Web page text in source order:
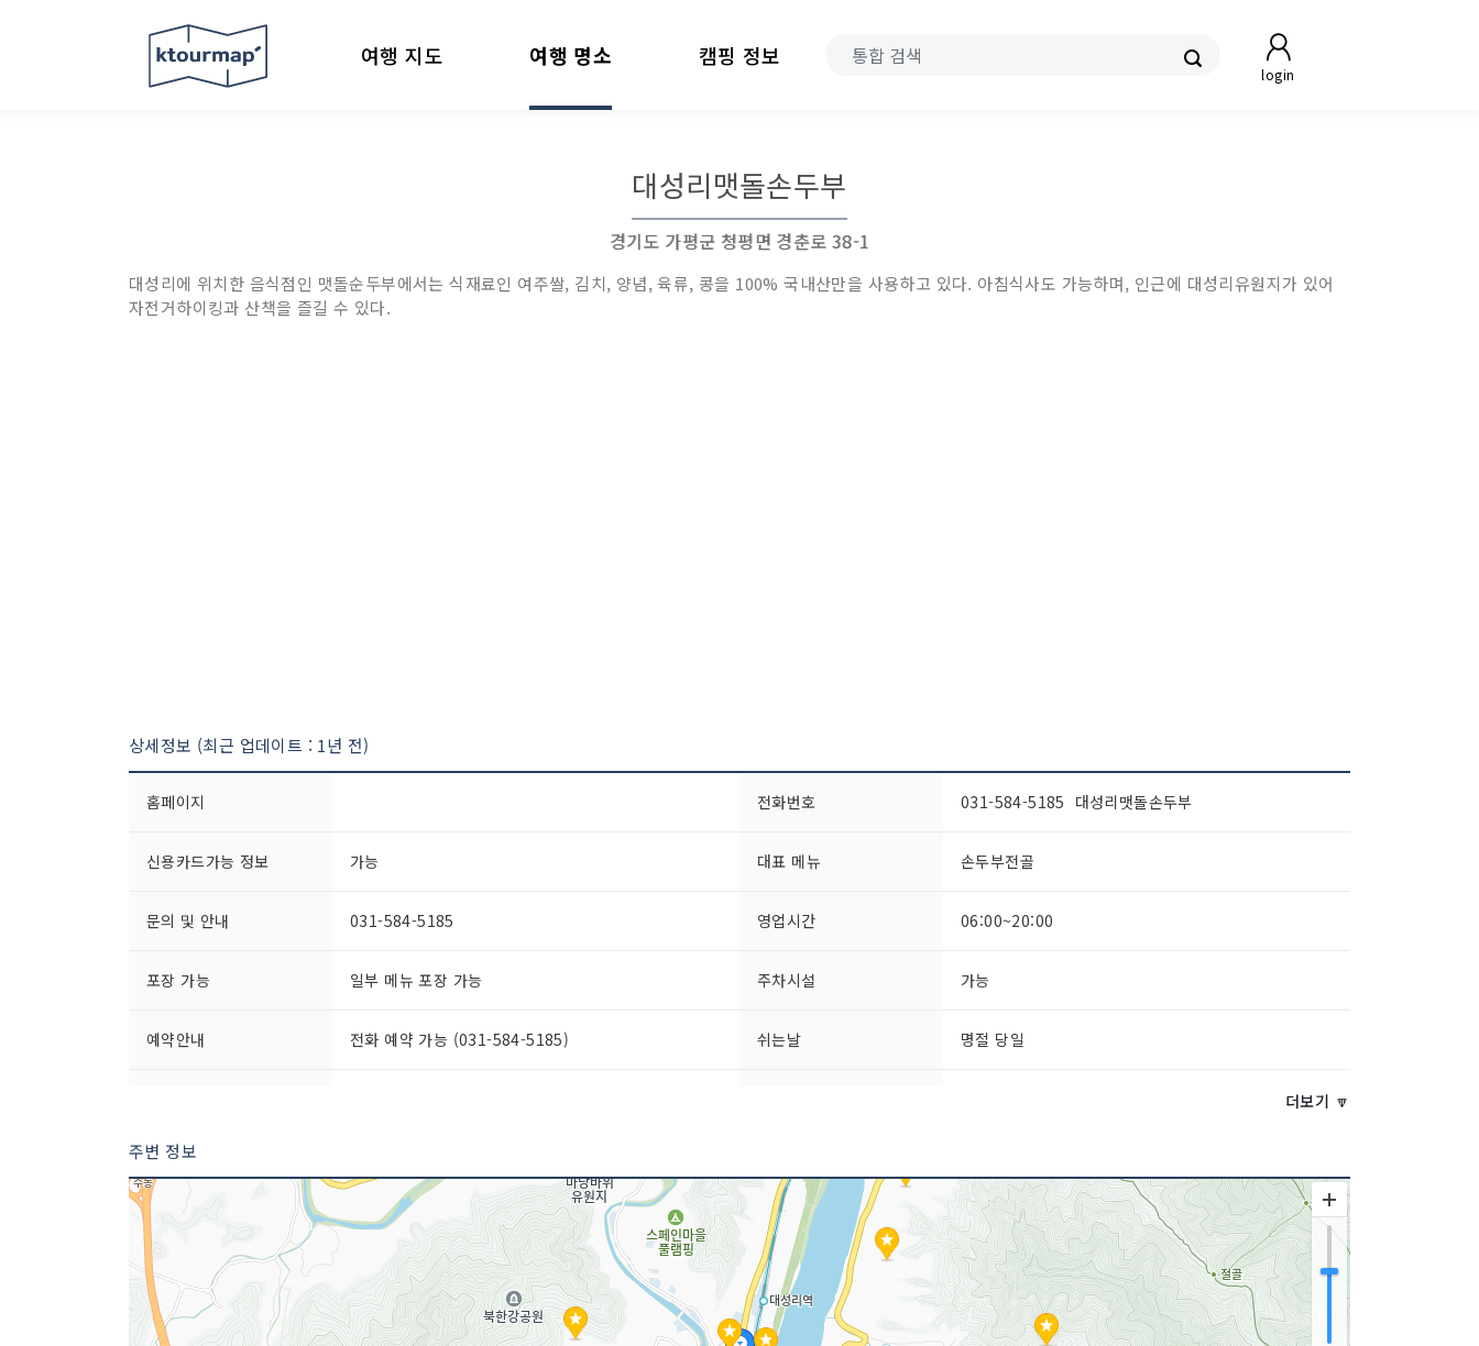
login
여행 지도 여행 명소 캠핑 정보
대성리맷돌손두부
경기도 가평군 청평면 경춘로 38-1
대성리에 위치한 음식점인 맷돌순두부에서는 식재료인 여주쌀, 김치, 양념, 육류, 콩을 100% 국내산만을 사용하고 있다. 아침식사도 가능하며, 인근에 대성리유원지가 있어
자전거하이킹과 산책을 즐길 수 있다.
상세정보 (최근 업데이트 : 1년 전)
홈페이지 전화번호 031-584-5185 대성리맷돌손두부
신용카드가능 정보 가능 대표 메뉴 손두부전골
문의 및 안내 031-584-5185 영업시간 06:00~20:00
포장 가능 일부 메뉴 포장 가능 주차시설 가능
예약안내 전화 예약 가능 (031-584-5185) 쉬는날 명절 당일
취급 메뉴
등
더보기 🔽
주변 정보